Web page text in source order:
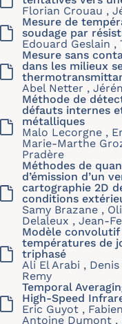
Florian Crouau ,
Mesure de
soudage par
Edouard Geslain ,
Mesure sans
dans les milieux
Abel Netter ,
Méthode de
défauts internes
métalliques
Malo Lecorgne ,
Marie-Marthe
Pradère
Méthodes de
d’émission d’un
cartographie 2D
conditions
Samy Brazane ,
Delaleux , Jean-
Modèle convolutif
températures de
triphasé
Ali El Arabi ,
Remy
Temporal
High-Speed
Eric Guyot ,
Antoine Dumont ,